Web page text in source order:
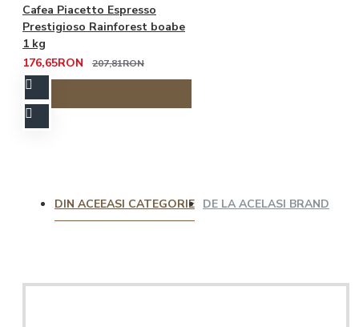
Cafea Piacetto Espresso
Prestigioso Rainforest boabe
1 kg
176,65RON
207,81RON
DIN ACEEASI CATEGORIE DE LA ACELASI BRAND